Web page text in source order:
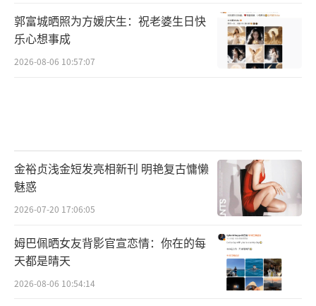
候，细心叮嘱影版“三叉戟”注意办案细节。
随后，影版“三叉戟”黄志忠、姜武、郭涛也
向剧版的老三位致敬回礼，同时也是向奋战在
影片真实呈现警察家属在警察工作背后的
付出与牺牲，剧中警察角色面临的道德、情
感、职责之间的冲突与抉择，以及家属的心路
场赠送“三叉戟”——年度最争气团队，现场激
动表示：“你们重返一线跟年轻的小伙子们查
案，跟犯罪分子搏斗，体力不行装备不全但是
郭富城晒照为方媛庆生：祝老婆生日快
乐心想事成
2026-08-06 10:57:07
金裕贞浅金短发亮相新刊 明艳复古慵懒
魅惑
2026-07-20 17:06:05
姆巴佩晒女友背影官宣恋情：你在的每
天都是晴天
2026-08-06 10:54:14